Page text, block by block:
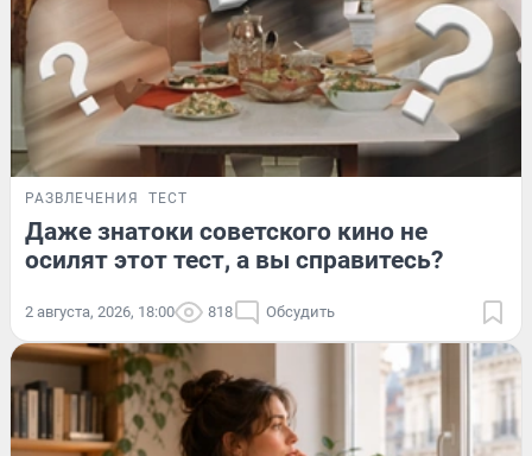
РАЗВЛЕЧЕНИЯ ТЕСТ
Даже знатоки советского кино не
осилят этот тест, а вы справитесь?
2 августа, 2026, 18:00 818 Обсудить